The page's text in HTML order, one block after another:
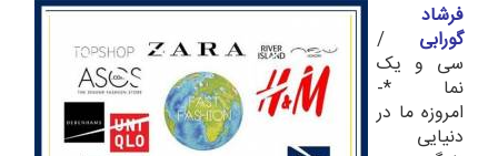
فرشاد
گورابی /
سی و یک
نما *-
امروزه ما در
دنیایی